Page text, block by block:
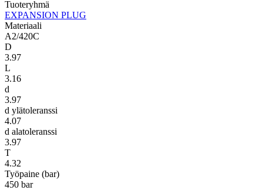
Tuoteryhmä
EXPANSION PLUG
Materiaali
A2/420C
D
3.97
L
3.16
d
3.97
d ylätoleranssi
4.07
d alatoleranssi
3.97
T
4.32
Työpaine (bar)
450 bar